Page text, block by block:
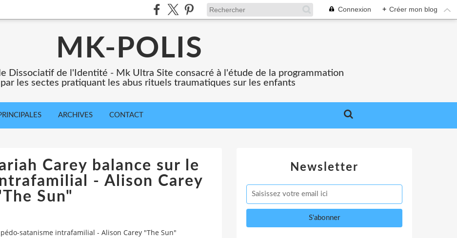
Connexion + Créer mon blog
MK-POLIS
Dissociatif de l'Identité - Mk Ultra Site consacré à l'étude de la programmation
les sectes pratiquant les abus rituels traumatiques sur les enfants
ARCHIVES CONTACT
Carey balance sur le
- Alison Carey
Sun"
satanisme intrafamilial - Alison Carey "The Sun"
Newsletter